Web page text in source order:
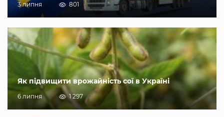
3 липня 801
Як підвищити врожайність сої в Україні
6 липня 1 297